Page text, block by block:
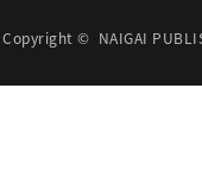
Copyright © NAIGAI